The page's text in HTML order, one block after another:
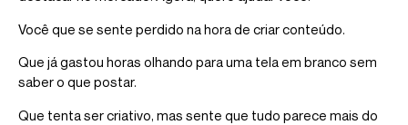
Você que se sente perdido na hora de criar conteúdo.
Que já gastou horas olhando para uma tela em branco sem
saber o que postar.
Que tenta ser criativo, mas sente que tudo parece mais do